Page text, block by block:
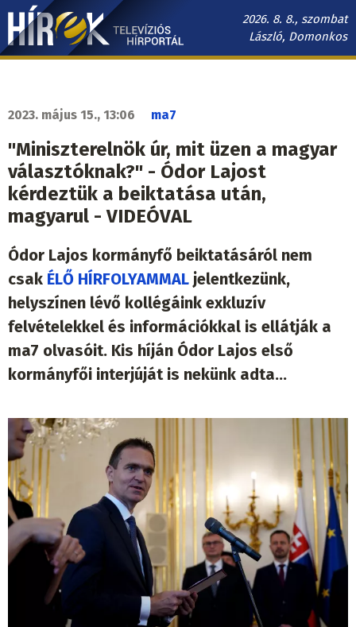
Ugrás
tartalomra
2026. 8. 8., szombat
László, Domonkos
Hírek.sk
navigáció
2023. május 15., 13:06 ma7
"Miniszterelnök úr, mit üzen a magyar
választóknak?" - Ódor Lajost
kérdeztük a beiktatása után,
magyarul - VIDEÓVAL
Ódor Lajos kormányfő beiktatásáról nem
csak ÉLŐ HÍRFOLYAMMAL jelentkezünk,
helyszínen lévő kollégáink exkluzív
felvételekkel és információkkal is ellátják a
ma7 olvasóit. Kis híján Ódor Lajos első
kormányfői interjúját is nekünk adta...